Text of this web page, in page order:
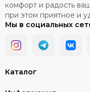
Сертификаты
Каталог
комфорт и радость
при этом приятное и
Мы в социальных